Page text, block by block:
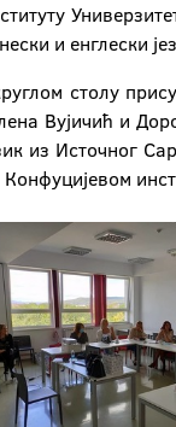
и енглески
столу
Вујичић и
из Источног
Конфуцијевом